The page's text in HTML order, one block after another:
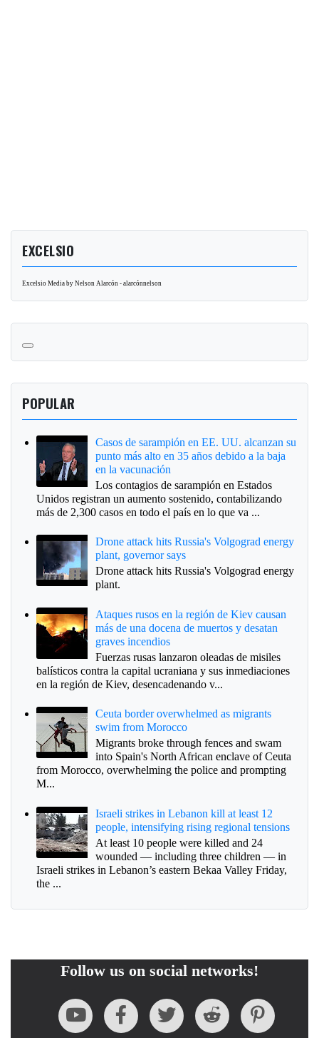
EXCELSIO
Excelsio Media by Nelson Alarcón - alarcónnelson
POPULAR
Casos de sarampión en EE. UU. alcanzan su
punto más alto en 35 años debido a la baja
en la vacunación
Los contagios de sarampión en Estados
Unidos registran un aumento sostenido, contabilizando
más de 2,300 casos en todo el país en lo que va ...
Drone attack hits Russia's Volgograd energy
plant, governor says
Drone attack hits Russia's Volgograd energy
plant.
Ataques rusos en la región de Kiev causan
más de una docena de muertos y desatan
graves incendios
Fuerzas rusas lanzaron oleadas de misiles
balísticos contra la capital ucraniana y sus inmediaciones
en la región de Kiev, desencadenando v...
Ceuta border overwhelmed as migrants
swim from Morocco
Migrants broke through fences and swam
into Spain's North African enclave of Ceuta
from Morocco, overwhelming the police and prompting
M...
Israeli strikes in Lebanon kill at least 12
people, intensifying rising regional tensions
At least 10 people were killed and 24
wounded — including three children — in
Israeli strikes in Lebanon’s eastern Bekaa Valley Friday,
the ...
Follow us on social networks!